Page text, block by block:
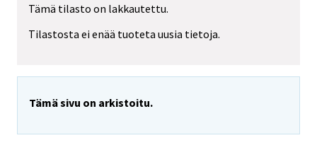
Tämä tilasto on lakkautettu.
Tilastosta ei enää tuoteta uusia tietoja.
Tämä sivu on arkistoitu.